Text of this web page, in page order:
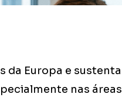
da Europa e sustenta
nas áreas